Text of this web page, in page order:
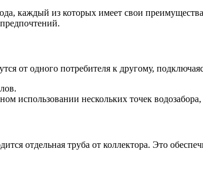
каждый из которых имеет свои
от одного потребителя к другому,
использовании нескольких точек
отдельная труба от коллектора. Это